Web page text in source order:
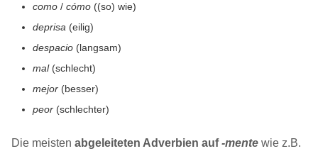
como / cómo ((so) wie)
deprisa (eilig)
despacio (langsam)
mal(schlecht)
mejor (besser)
peor (schlechter)
Die meisten abgeleiteten Adverbien auf-mente wie z.B.